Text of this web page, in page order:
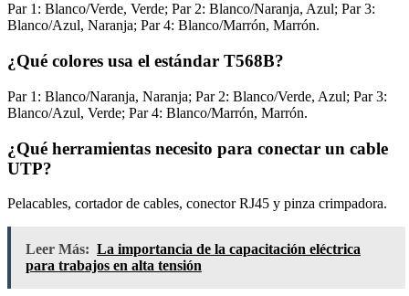
Par 1: Blanco/Verde, Verde; Par 2: Blanco/Naranja, Azul; Par 3:
Blanco/Azul, Naranja; Par 4: Blanco/Marrón, Marrón.
¿Qué colores usa el estándar T568B?
Par 1: Blanco/Naranja, Naranja; Par 2: Blanco/Verde, Azul; Par 3:
Blanco/Azul, Verde; Par 4: Blanco/Marrón, Marrón.
¿Qué herramientas necesito para conectar un cable
UTP?
Pelacables, cortador de cables, conector RJ45 y pinza crimpadora.
Leer Más: La importancia de la capacitación eléctrica
para trabajos en alta tensión